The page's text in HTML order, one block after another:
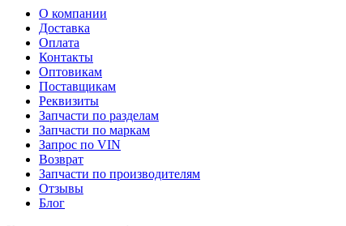
О компании
Доставка
Оплата
Контакты
Оптовикам
Поставщикам
Реквизиты
Запчасти по разделам
Запчасти по маркам
Запрос по VIN
Возврат
Запчасти по производителям
Отзывы
Блог